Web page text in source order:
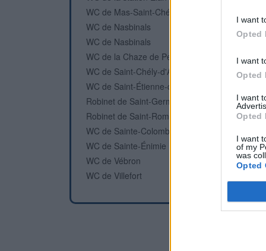
I want
Opted
I want
Opted
I want
Opted
I want
of my
was
Opted
WC de Mas-Saint-Chély
WC de Nasbinals
WC de Nasbinals
WC de la Chaze de Peyre
WC de Saint-Chély-d'Apcher
WC de Saint-Étienne-du-Valdonnez
Robinet de Saint-Germain-du-Teil
Robinet de Saint-Rome-de-Dolan
WC de Sainte-Colombe-de-Peyre
WC de Sainte-Énimie
WC de Vébron
WC de Villefort